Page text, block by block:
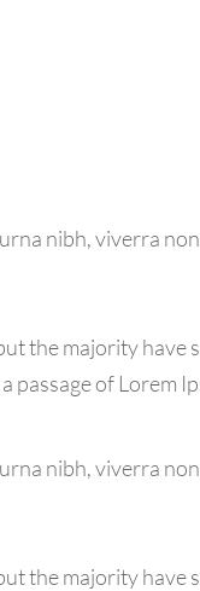
nibh, viverra
the majority
of Lorem
nibh, viverra
the majority